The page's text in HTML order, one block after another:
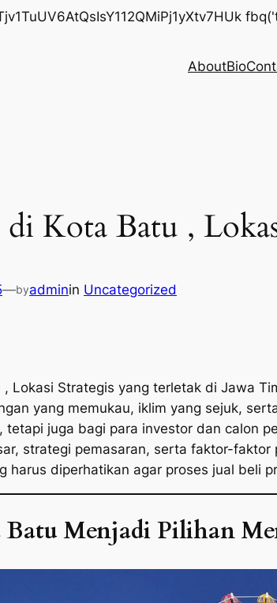
AboutBio
Kota Batu ,
—byadminin Uncategorized
, Lokasi Strategis yang terletak di Jawa
yang memukau, iklim yang sejuk,
juga bagi para investor dan calon
strategi pemasaran, serta faktor-
harus diperhatikan agar proses jual beli
Batu Menjadi Pilihan